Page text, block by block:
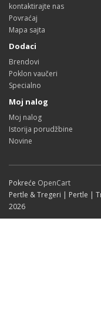
kontaktirajte nas
Povraćaj
Mapa sajta
Dodaci
Brendovi
Poklon vaučeri
Specialno
Moj nalog
Moj nalog
Istorija porudžbine
Novine
Pokreće OpenCart
Pertle & Tregeri | Pertle |
2026